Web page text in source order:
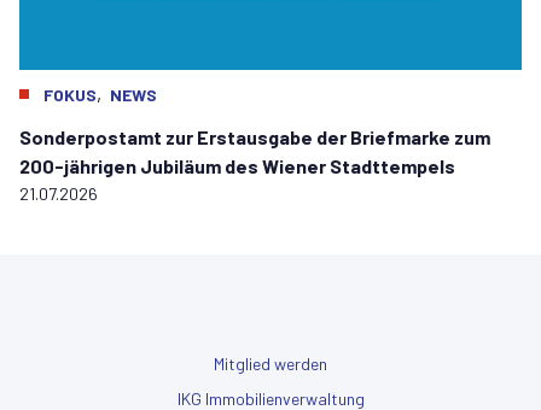
FOKUS, NEWS
Sonderpostamt zur Erstausgabe der Briefmarke zum
200-jährigen Jubiläum des Wiener Stadttempels
21.07.2026
Mitglied werden
IKG Immobilienverwaltung